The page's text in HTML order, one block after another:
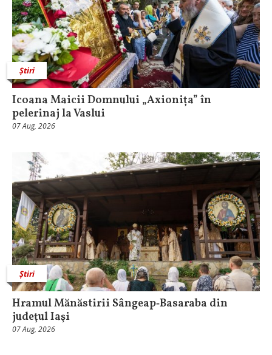
Știri
Icoana Maicii Domnului „Axionița” în
pelerinaj la Vaslui
07 Aug, 2026
Știri
Hramul Mănăstirii Sângeap‑Basaraba din
judeţul Iaşi
07 Aug, 2026